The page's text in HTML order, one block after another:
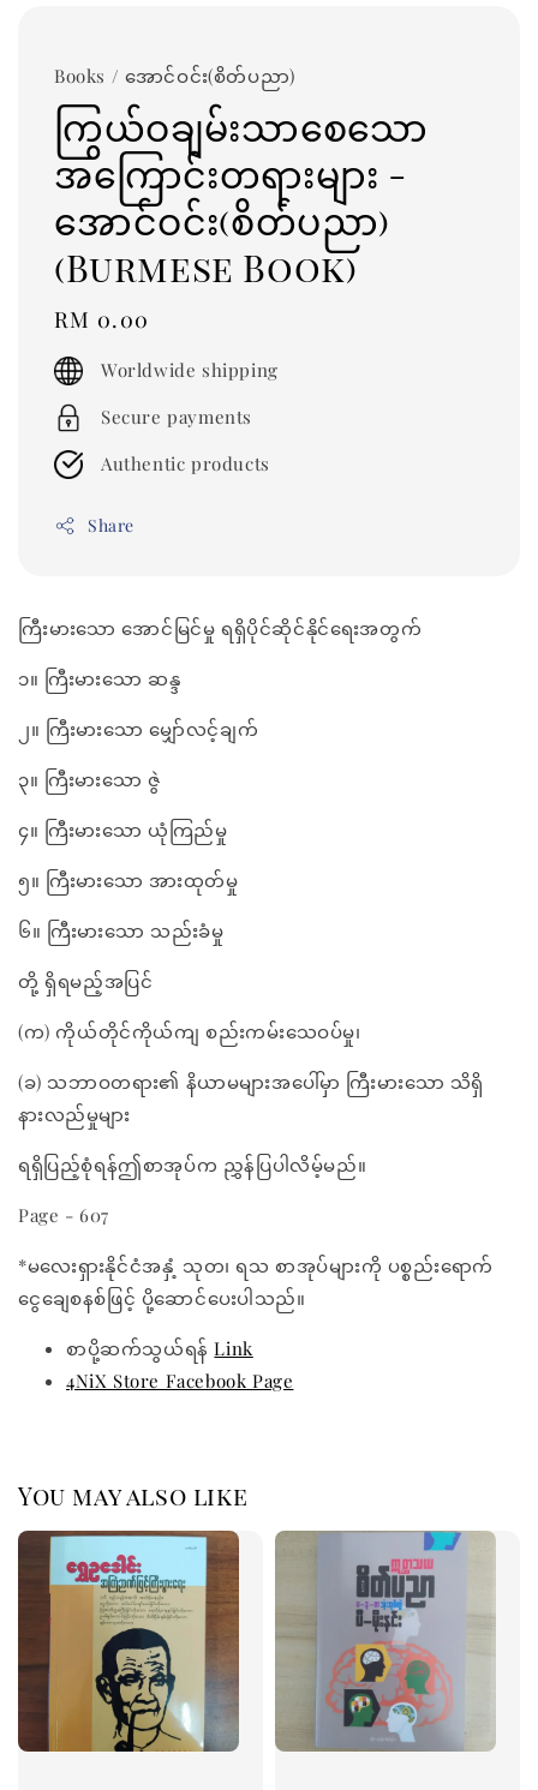
Books / အောင်ဝင်း(စိတ်ပညာ)
ကြွယ်ဝချမ်းသာစေသော
အကြောင်းတရားများ -
အောင်ဝင်း(စိတ်ပညာ)
(Burmese Book)
Regular
price
RM 0.00
Worldwide shipping
Secure payments
Authentic products
Share
ကြီးမားသော အောင်မြင်မှု ရရှိပိုင်ဆိုင်နိုင်ရေးအတွက်
၁။ ကြီးမားသော ဆန္ဒ
၂။ ကြီးမားသော မျှော်လင့်ချက်
၃။ ကြီးမားသော ဇွဲ
၄။ ကြီးမားသော ယုံကြည်မှု
၅။ ကြီးမားသော အားထုတ်မှု
၆။ ကြီးမားသော သည်းခံမှု
တို့ ရှိရမည့်အပြင်
(က) ကိုယ်တိုင်ကိုယ်ကျ စည်းကမ်းသေဝပ်မှု၊
(ခ) သဘာဝတရား၏ နိယာမများအပေါ်မှာ ကြီးမားသော သိရှိ
နားလည်မှုများ
ရရှိပြည့်စုံရန်ဤစာအုပ်က ညွှန်ပြပါလိမ့်မည်။
Page - 607
*မလေးရှားနိုင်ငံအနှံ့ သုတ၊ ရသ စာအုပ်များကို ပစ္စည်းရောက်
ငွေချေစနစ်ဖြင့် ပို့ဆောင်ပေးပါသည်။
စာပို့ဆက်သွယ်ရန်Link
4NiX Store Facebook Page
You may also like